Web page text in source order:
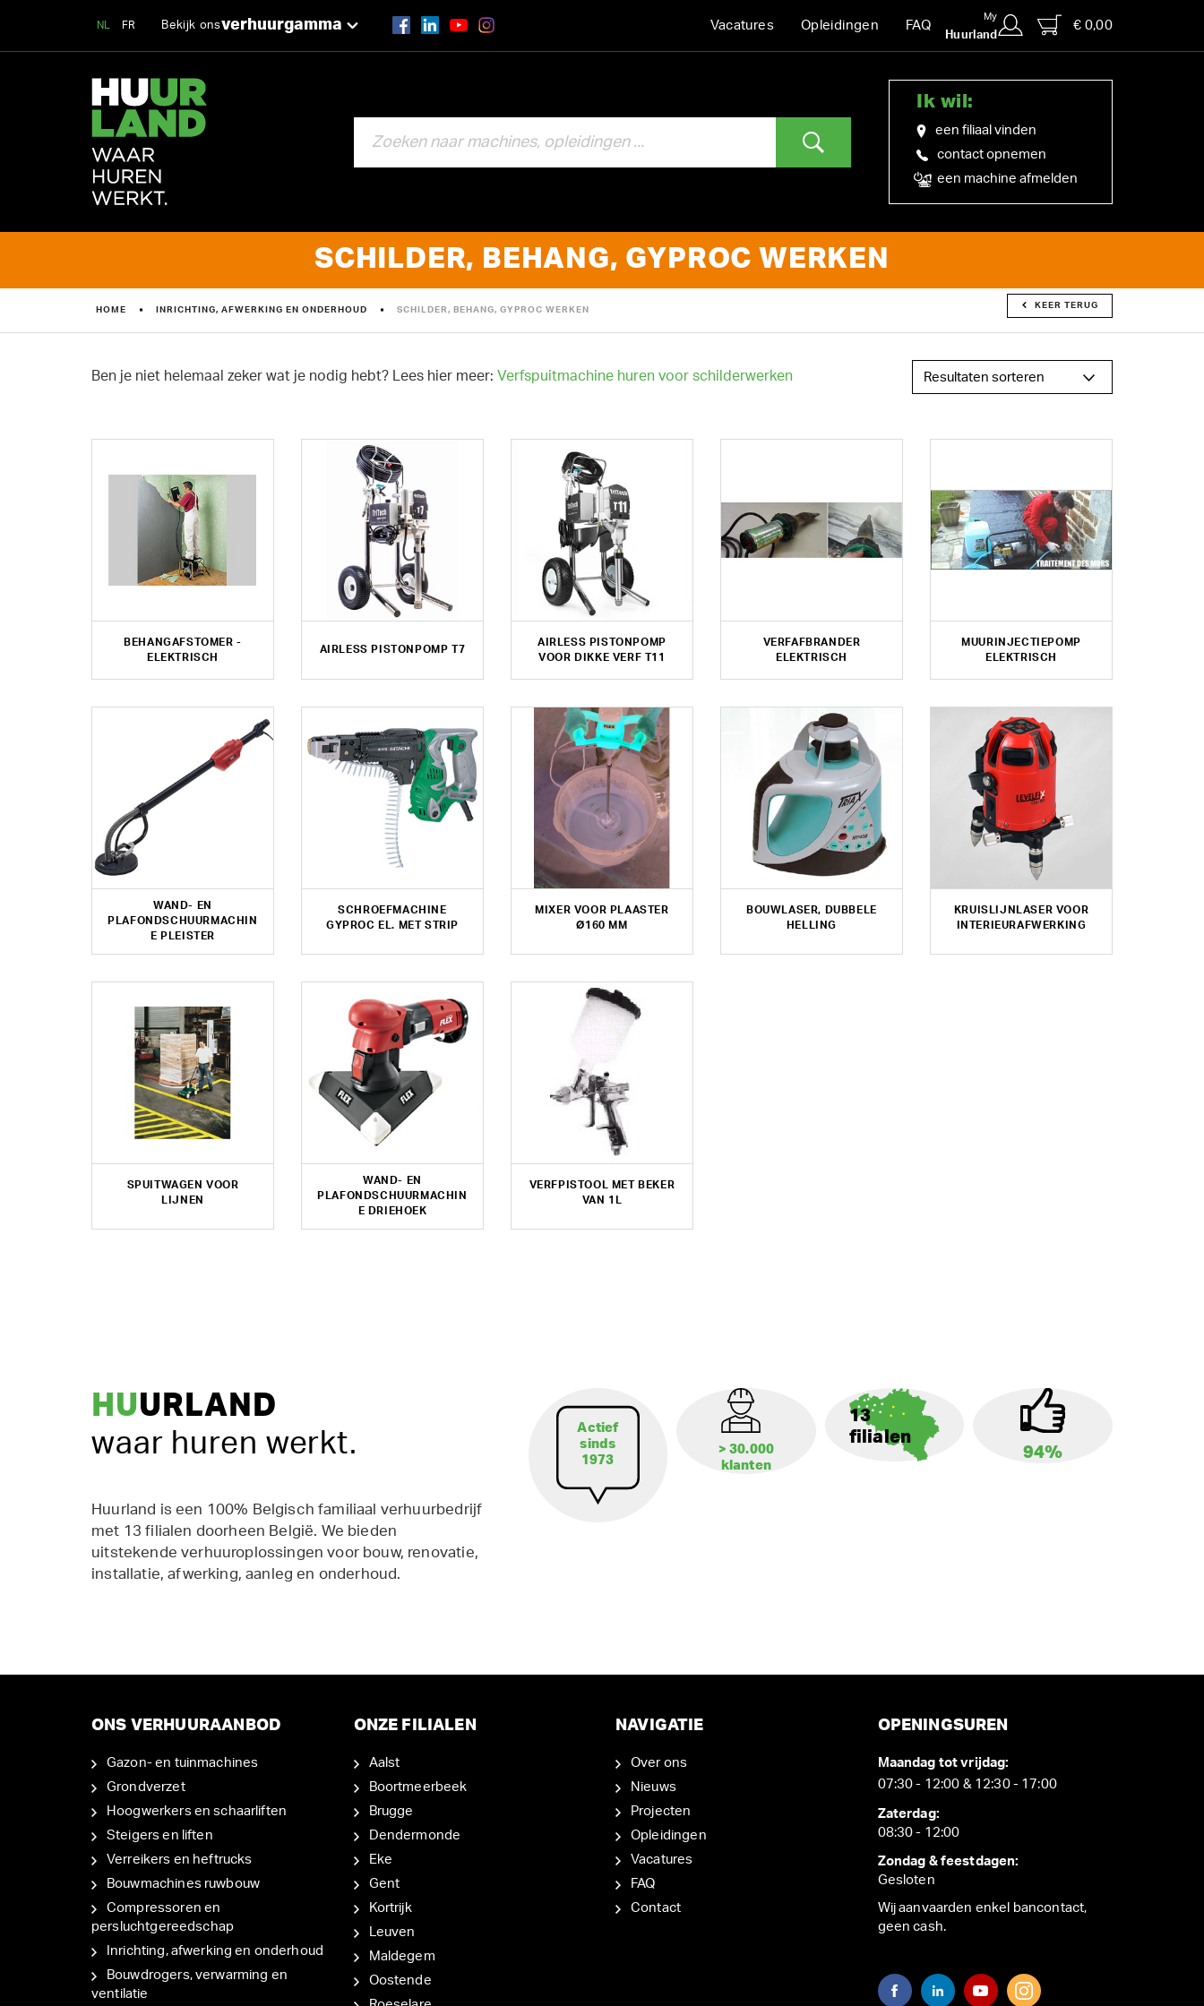
NL FR Bekijk onsverhuurgamma Vacatures Opleidingen FAQ
My
Huurland
€ 0,00
Ik wil:
een filiaal vinden
contact opnemen
een machine afmelden
SCHILDER, BEHANG, GYPROC WERKEN
HOME INRICHTING, AFWERKING EN ONDERHOUD SCHILDER, BEHANG, GYPROC WERKEN KEER TERUG
Ben je niet helemaal zeker wat je nodig hebt? Lees hier meer: Verfspuitmachine huren voor schilderwerken
BEHANGAFSTOMER -
ELEKTRISCH
AIRLESS PISTONPOMP T7
AIRLESS PISTONPOMP
VOOR DIKKE VERF T11
VERFAFBRANDER
ELEKTRISCH
MUURINJECTIEPOMP
ELEKTRISCH
WAND- EN
PLAFONDSCHUURMACHIN
E PLEISTER
SCHROEFMACHINE
GYPROC EL. MET STRIP
MIXER VOOR PLAASTER
Ø160 MM
BOUWLASER, DUBBELE
HELLING
KRUISLIJNLASER VOOR
INTERIEURAFWERKING
SPUITWAGEN VOOR
LIJNEN
WAND- EN
PLAFONDSCHUURMACHIN
E DRIEHOEK
VERFPISTOOL MET BEKER
VAN 1L
HUURLAND
waar huren werkt.
Huurland is een 100% Belgisch familiaal verhuurbedrijf
met 13 filialen doorheen België. We bieden
uitstekende verhuuroplossingen voor bouw, renovatie,
installatie, afwerking, aanleg en onderhoud.
Actief
sinds
1973
> 30.000
klanten
13
filialen
94%
ONS VERHUURAANBOD
Gazon- en tuinmachines
Grondverzet
Hoogwerkers en schaarliften
Steigers en liften
Verreikers en heftrucks
Bouwmachines ruwbouw
Compressoren en
persluchtgereedschap
Inrichting, afwerking en onderhoud
Bouwdrogers, verwarming en
ventilatie
ONZE FILIALEN
Aalst
Boortmeerbeek
Brugge
Dendermonde
Eke
Gent
Kortrijk
Leuven
Maldegem
Oostende
NAVIGATIE
Over ons
Nieuws
Projecten
Opleidingen
Vacatures
FAQ
Contact
OPENINGSUREN
Maandag tot vrijdag:
07:30 - 12:00 & 12:30 - 17:00
Zaterdag:
08:30 - 12:00
Zondag & feestdagen:
Gesloten
Wij aanvaarden enkel bancontact,
geen cash.